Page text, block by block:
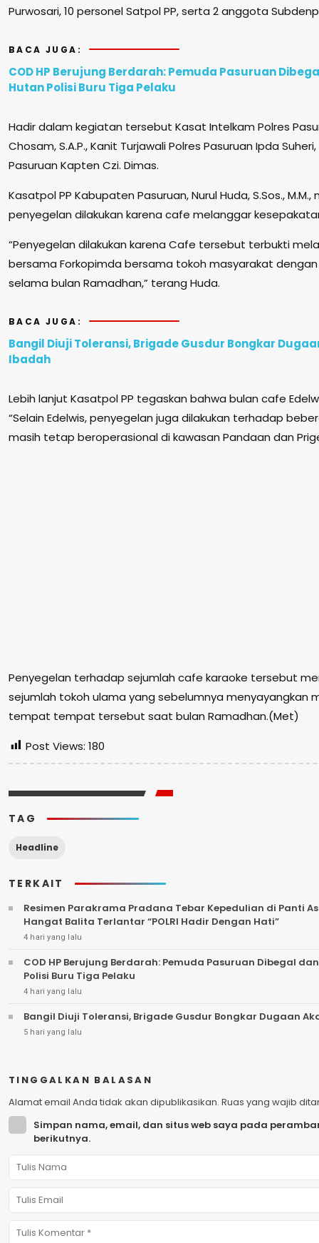
Purwosari, 10 personel Satpol PP, serta 2 anggota
BACA JUGA:
COD HP Berujung Berdarah: Pemuda Pasuruan
Hutan Polisi Buru Tiga Pelaku
Hadir dalam kegiatan tersebut Kasat Intelkam Polres
Chosam, S.A.P., Kanit Turjawali Polres Pasuruan Ipda
Pasuruan Kapten Czi. Dimas.
Kasatpol PP Kabupaten Pasuruan, Nurul Huda, S.Sos.,
penyegelan dilakukan karena cafe melanggar
“Penyegelan dilakukan karena Cafe tersebut terbukti
bersama Forkopimda bersama tokoh masyarakat
selama bulan Ramadhan,” terang Huda.
BACA JUGA:
Bangil Diuji Toleransi, Brigade Gusdur Bongkar
Ibadah
Lebih lanjut Kasatpol PP tegaskan bahwa bulan cafe
“Selain Edelwis, penyegelan juga dilakukan terhadap
masih tetap beroperasional di kawasan Pandaan dan
Penyegelan terhadap sejumlah cafe karaoke tersebut
sejumlah tokoh ulama yang sebelumnya menyayangkan
tempat tempat tersebut saat bulan Ramadhan.(Met)
Post Views: 180
TAG
Headline
TERKAIT
Resimen Parakrama Pradana Tebar Kepedulian di Panti
Hangat Balita Terlantar “POLRI Hadir Dengan Hati”
4 hari yang lalu
COD HP Berujung Berdarah: Pemuda Pasuruan Dibegal
Polisi Buru Tiga Pelaku
4 hari yang lalu
Bangil Diuji Toleransi, Brigade Gusdur Bongkar Dugaan
5 hari yang lalu
TINGGALKAN BALASAN
Alamat email Anda tidak akan dipublikasikan. Ruas yang wajib
Simpan nama, email, dan situs web saya pada
berikutnya.